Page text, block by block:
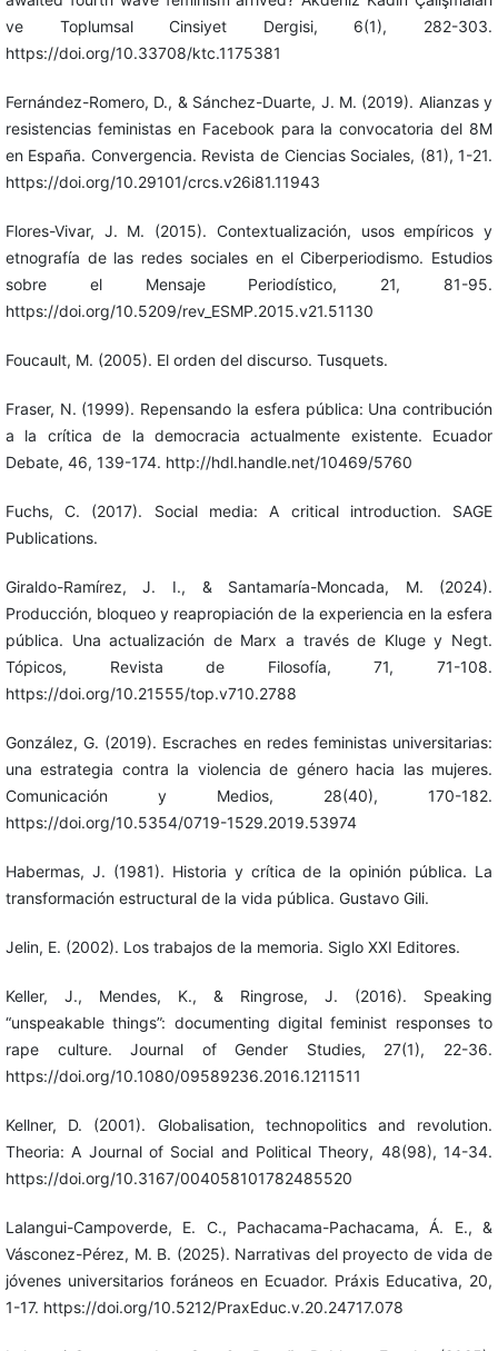
ve Toplumsal Cinsiyet Dergisi, 6(1), 282-303.
https://doi.org/10.33708/ktc.1175381
Fernández-Romero, D., & Sánchez-Duarte, J. M. (2019). Alianzas y
resistencias feministas en Facebook para la convocatoria del 8M
en España. Convergencia. Revista de Ciencias Sociales, (81), 1-21.
https://doi.org/10.29101/crcs.v26i81.11943
Flores-Vivar, J. M. (2015). Contextualización, usos empíricos y
etnografía de las redes sociales en el Ciberperiodismo. Estudios
sobre el Mensaje Periodístico, 21, 81-95.
https://doi.org/10.5209/rev_ESMP.2015.v21.51130
Foucault, M. (2005). El orden del discurso. Tusquets.
Fraser, N. (1999). Repensando la esfera pública: Una contribución
a la crítica de la democracia actualmente existente. Ecuador
Debate, 46, 139-174. http://hdl.handle.net/10469/5760
Fuchs, C. (2017). Social media: A critical introduction. SAGE
Publications.
Giraldo-Ramírez, J. I., & Santamaría-Moncada, M. (2024).
Producción, bloqueo y reapropiación de la experiencia en la esfera
pública. Una actualización de Marx a través de Kluge y Negt.
Tópicos, Revista de Filosofía, 71, 71-108.
https://doi.org/10.21555/top.v710.2788
González, G. (2019). Escraches en redes feministas universitarias:
una estrategia contra la violencia de género hacia las mujeres.
Comunicación y Medios, 28(40), 170-182.
https://doi.org/10.5354/0719-1529.2019.53974
Habermas, J. (1981). Historia y crítica de la opinión pública. La
transformación estructural de la vida pública. Gustavo Gili.
Jelin, E. (2002). Los trabajos de la memoria. Siglo XXI Editores.
Keller, J., Mendes, K., & Ringrose, J. (2016). Speaking
“unspeakable things”: documenting digital feminist responses to
rape culture. Journal of Gender Studies, 27(1), 22-36.
https://doi.org/10.1080/09589236.2016.1211511
Kellner, D. (2001). Globalisation, technopolitics and revolution.
Theoria: A Journal of Social and Political Theory, 48(98), 14-34.
https://doi.org/10.3167/004058101782485520
Lalangui-Campoverde, E. C., Pachacama-Pachacama, Á. E., &
Vásconez-Pérez, M. B. (2025). Narrativas del proyecto de vida de
jóvenes universitarios foráneos en Ecuador. Práxis Educativa, 20,
1-17. https://doi.org/10.5212/PraxEduc.v.20.24717.078